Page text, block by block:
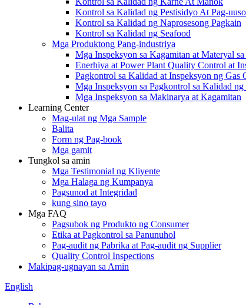
Kontrol sa Kalidad ng Pestisidyo At Pag-
Kontrol sa Kalidad ng Naprosesong Pagkain
Kontrol sa Kalidad ng Seafood
Mga Produktong Pang-industriya
Mga Inspeksyon sa Kagamitan at Materyal
Enerhiya at Power Plant Quality Control at
Pagkontrol sa Kalidad at Inspeksyon ng Gas
Mga Inspeksyon sa Pagkontrol sa Kalidad
Mga Inspeksyon sa Makinarya at Kagamitan
Learning Center
Mag-ulat ng Mga Sample
Balita
Form ng Pag-book
Mga gamit
Tungkol sa amin
Mga Testimonial ng Kliyente
Mga Halaga ng Kumpanya
Pagsunod at Integridad
kung sino tayo
Mga FAQ
Pagsubok ng Produkto ng Consumer
Etika at Pagkontrol sa Panunuhol
Pag-audit ng Pabrika at Pag-audit ng Supplier
Quality Control Inspections
Makipag-ugnayan sa Amin
English